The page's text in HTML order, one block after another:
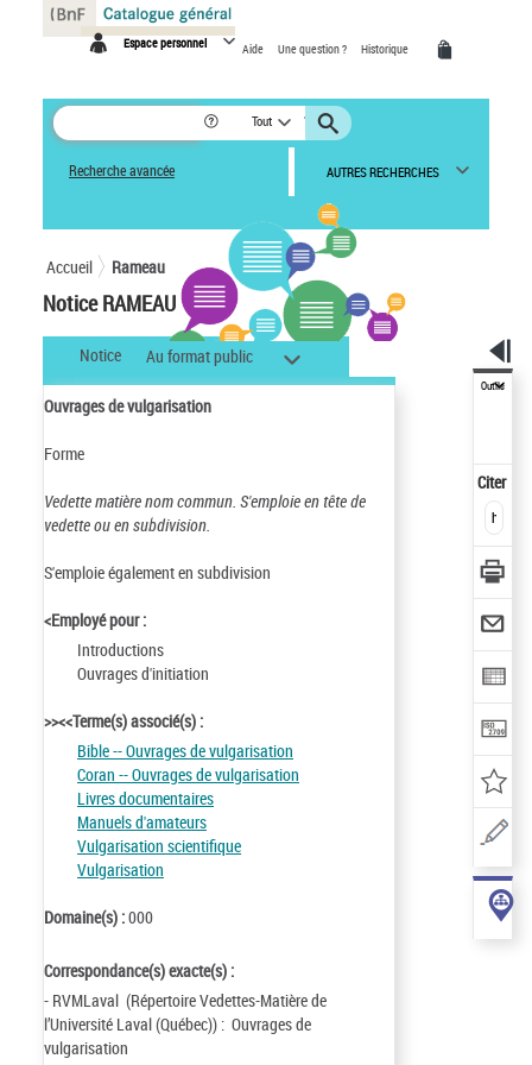
Espace personnel Aide Une question ? Historique
Tout
Recherche avancée AUTRES RECHERCHES
Accueil Rameau
Notice RAMEAU
Notice Au format public
Ouvrages de vulgarisation
Forme
Vedette matière nom commun. S'emploie en tête de
vedette ou en subdivision.
S'emploie également en subdivision
<Employé pour :
Introductions
Ouvrages d'initiation
>><<Terme(s) associé(s) :
Bible -- Ouvrages de vulgarisation
Coran -- Ouvrages de vulgarisation
Livres documentaires
Manuels d'amateurs
Vulgarisation scientifique
Vulgarisation
Domaine(s) :000
Correspondance(s) exacte(s) :
- RVMLaval (Répertoire Vedettes-Matière de
l’Université Laval (Québec)) : Ouvrages de
vulgarisation
Outils
Citer
Panneau de gestion des cookies